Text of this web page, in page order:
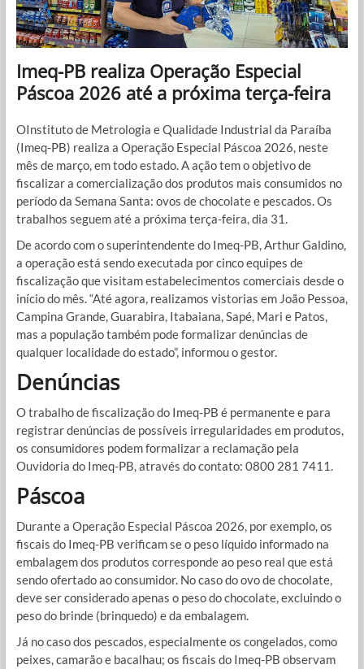
Imeq-PB realiza Operação Especial
Páscoa 2026 até a próxima terça-feira
OInstituto de Metrologia e Qualidade Industrial da Paraíba
(Imeq-PB) realiza a Operação Especial Páscoa 2026, neste
mês de março, em todo estado. A ação tem o objetivo de
fiscalizar a comercialização dos produtos mais consumidos no
período da Semana Santa: ovos de chocolate e pescados. Os
trabalhos seguem até a próxima terça-feira, dia 31.
De acordo com o superintendente do Imeq-PB, Arthur Galdino,
a operação está sendo executada por cinco equipes de
fiscalização que visitam estabelecimentos comerciais desde o
início do mês. “Até agora, realizamos vistorias em João Pessoa,
Campina Grande, Guarabira, Itabaiana, Sapé, Mari e Patos,
mas a população também pode formalizar denúncias de
qualquer localidade do estado”, informou o gestor.
Denúncias
O trabalho de fiscalização do Imeq-PB é permanente e para
registrar denúncias de possíveis irregularidades em produtos,
os consumidores podem formalizar a reclamação pela
Ouvidoria do Imeq-PB, através do contato: 0800 281 7411.
Páscoa
Durante a Operação Especial Páscoa 2026, por exemplo, os
fiscais do Imeq-PB verificam se o peso líquido informado na
embalagem dos produtos corresponde ao peso real que está
sendo ofertado ao consumidor. No caso do ovo de chocolate,
deve ser considerado apenas o peso do chocolate, excluindo o
peso do brinde (brinquedo) e da embalagem.
Já no caso dos pescados, especialmente os congelados, como
peixes, camarão e bacalhau; os fiscais do Imeq-PB observam